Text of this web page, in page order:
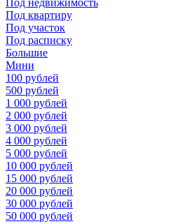
Под квартиру
Под участок
Под расписку
Большие
Мини
100 рублей
500 рублей
1 000 рублей
2 000 рублей
3 000 рублей
4 000 рублей
5 000 рублей
10 000 рублей
15 000 рублей
20 000 рублей
30 000 рублей
50 000 рублей